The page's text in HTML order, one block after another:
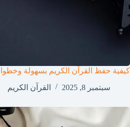
كيفية حفظ القرآن الكريم بسهولة
سبتمبر 8, 2025
القرآن الكريم